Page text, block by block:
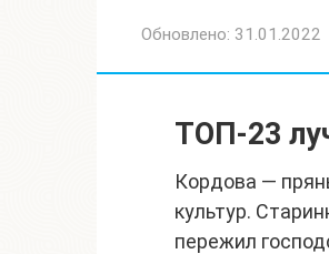
Обновлено: 31.01.2022
ТОП-23
Кордова —
культур.
пережил